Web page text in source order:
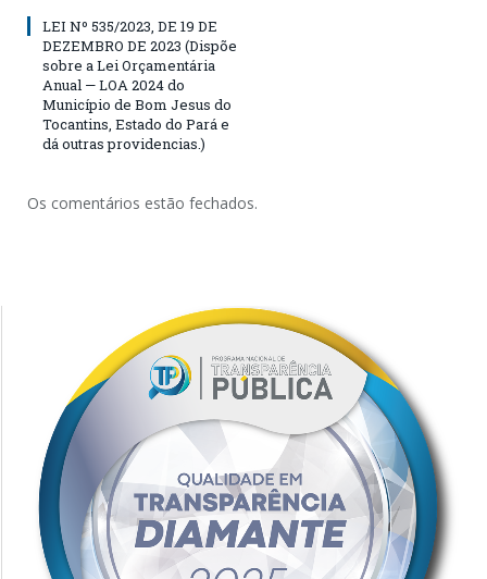
LEI Nº 535/2023, DE 19 DE
DEZEMBRO DE 2023 (Dispõe
sobre a Lei Orçamentária
Anual — LOA 2024 do
Município de Bom Jesus do
Tocantins, Estado do Pará e
dá outras providencias.)
Os comentários estão fechados.